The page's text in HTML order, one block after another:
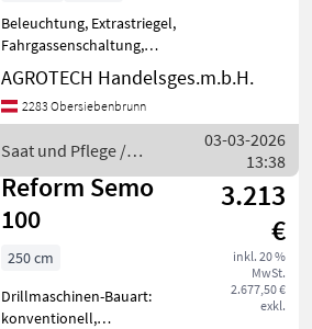
Beleuchtung, Extrastriegel,
Fahrgassenschaltung,
Spuranreisser - Wahlweise
mit Fahrgassenschaltung -
AMALOG+ - Exaktstriegel
Drillmaschinen
AGROTECH Handelsges.m.b.H.
2283 Obersiebenbrunn
Saat und Pflege /
Amazone
03-03-2026
13:38
Reform Semo
100
3.213
€
inkl. 20 %
MwSt.
2.677,50 €
exkl.
250 cm
Drillmaschinen-Bauart:
konventionell,